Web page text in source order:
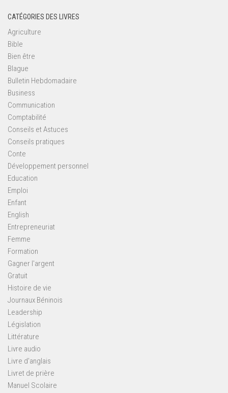
CATÉGORIES DES LIVRES
Agriculture
Bible
Bien être
Blague
Bulletin Hebdomadaire
Business
Communication
Comptabilité
Conseils et Astuces
Conseils pratiques
Conte
Développement personnel
Education
Emploi
Enfant
English
Entrepreneuriat
Femme
Formation
Gagner l'argent
Gratuit
Histoire de vie
Journaux Béninois
Leadership
Législation
Littérature
Livre audio
Livre d'anglais
Livret de prière
Manuel Scolaire